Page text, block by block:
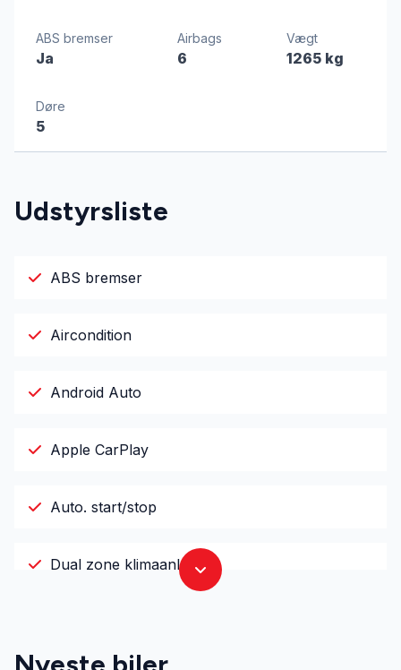
ABS bremser
Ja
Airbags
6
Vægt
1265 kg
Døre
5
Udstyrsliste
ABS bremser
Aircondition
Android Auto
Apple CarPlay
Auto. start/stop
Dual zone klimaanlæg